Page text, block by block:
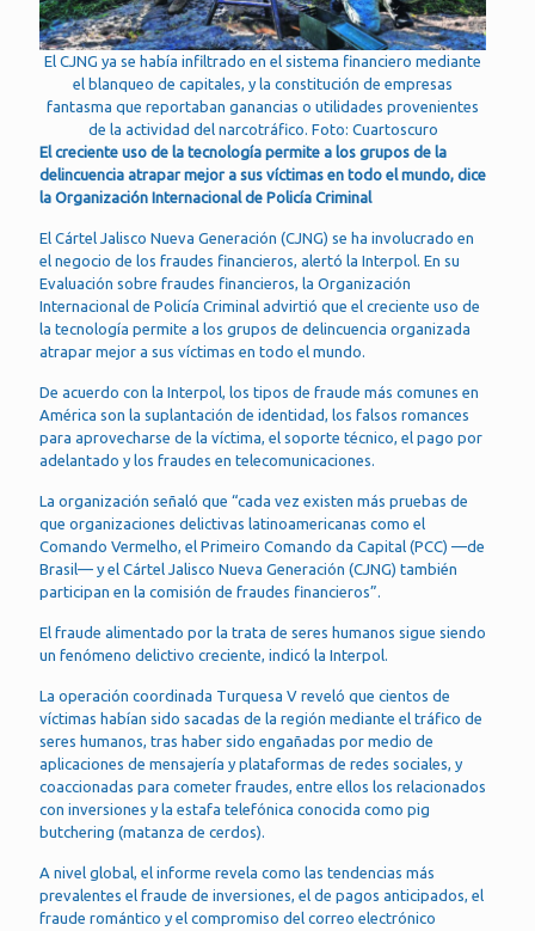
El CJNG ya se había infiltrado en el sistema financiero mediante
el blanqueo de capitales, y la constitución de empresas
fantasma que reportaban ganancias o utilidades provenientes
de la actividad del narcotráfico. Foto: Cuartoscuro
El creciente uso de la tecnología permite a los grupos de la
delincuencia atrapar mejor a sus víctimas en todo el mundo, dice
la Organización Internacional de Policía Criminal
El Cártel Jalisco Nueva Generación (CJNG) se ha involucrado en
el negocio de los fraudes financieros, alertó la Interpol. En su
Evaluación sobre fraudes financieros, la Organización
Internacional de Policía Criminal advirtió que el creciente uso de
la tecnología permite a los grupos de delincuencia organizada
atrapar mejor a sus víctimas en todo el mundo.
De acuerdo con la Interpol, los tipos de fraude más comunes en
América son la suplantación de identidad, los falsos romances
para aprovecharse de la víctima, el soporte técnico, el pago por
adelantado y los fraudes en telecomunicaciones.
La organización señaló que “cada vez existen más pruebas de
que organizaciones delictivas latinoamericanas como el
Comando Vermelho, el Primeiro Comando da Capital (PCC) —de
Brasil— y el Cártel Jalisco Nueva Generación (CJNG) también
participan en la comisión de fraudes financieros”.
El fraude alimentado por la trata de seres humanos sigue siendo
un fenómeno delictivo creciente, indicó la Interpol.
La operación coordinada Turquesa V reveló que cientos de
víctimas habían sido sacadas de la región mediante el tráfico de
seres humanos, tras haber sido engañadas por medio de
aplicaciones de mensajería y plataformas de redes sociales, y
coaccionadas para cometer fraudes, entre ellos los relacionados
con inversiones y la estafa telefónica conocida como pig
butchering (matanza de cerdos).
A nivel global, el informe revela como las tendencias más
prevalentes el fraude de inversiones, el de pagos anticipados, el
fraude romántico y el compromiso del correo electrónico